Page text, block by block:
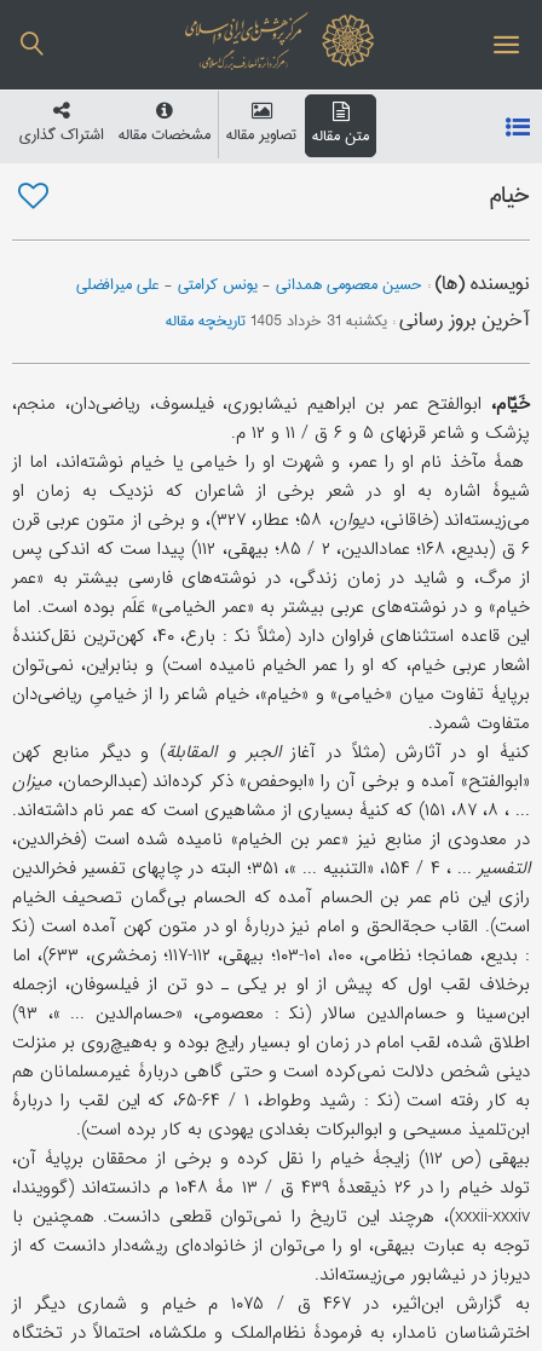
متن مقاله تصاویر مقاله مشخصات مقاله اشتراک گذاری
خیام
نویسنده (ها): حسین معصومی همدانی -یونس کرامتی - علی میرافضلی
آخرین بروز رسانی: یکشنبه 31 خرداد 1405 تاریخچه مقاله
خَیّام، ابوالفتح عمر بن ابراهیم نیشابوری، فیلسوف، ریاضی‌دان، منجم،
پزشک و شاعر قرنهای ۵ و ۶ ق / ۱۱ و ۱۲ م.
همۀ مآخذ نام او را عمر، و شهرت او را خیامی یا خیام نوشته‌اند، اما از
شیوۀ اشاره به او در شعر برخی از شاعران که نزدیک به زمان او
می‌زیسته‌اند (خاقانی،دیوان
، ۵۸؛ عطار، ۳۲۷)، و برخی از متون عربی قرن
۶ ق (بدیع، ۱۶۸؛ عمادالدین، ۲ / ۸۵؛ بیهقی، ۱۱۲) پیدا ست که اندکی پس
از مرگ، و شاید در زمان زندگی، در نوشته‌های فارسی‌ بیشتر به «عمر
خیام» و در نوشته‌های عربی بیشتر به «عمر الخیامی» عَلَم بوده است. اما
این قاعده استثناهای فراوان دارد (مثلاً نک‍ : بارع، ۴۰، کهن‌ترین نقل‌کنندۀ
اشعار عربی خیام، که او را عمر الخیام نامیده است) و بنابراین، نمی‌توان
برپایۀ تفاوت میان «خیامی» و «خیام»، خیام شاعر را از خیامیِ ریاضی‌دان
متفاوت شمرد.
کنیۀ او در آثارش (مثلاً در آغازالجبر و المقابلة) و دیگر منابع کهن
«ابوالفتح» آمده و برخی آن را «ابوحفص» ذکر کرده‌اند (عبدالرحمان، میزان
... ، ۸، ۸۷، ۱۵۱) که کنیۀ بسیاری از مشاهیری است که عمر نام داشته‌اند.
در معدودی از منابع نیز «عمر بن الخیام» نامیده شده است (فخرالدین،
التفسیر
... ، ۴ / ۱۵۴، «التنبیه ... »، ۳۵۱؛ البته در چاپهای تفسیر فخرالدین
رازی این نام عمر بن الحسام آمده که الحسام بی‌گمان تصحیف الخیام
است). القاب حجة‌الحق و امام نیز دربارۀ او در متون کهن آمده است (نک‍
: بدیع، همانجا؛ نظامی، ۱۰۰، ۱۰۱-۱۰۳؛ بیهقی، ۱۱۲-۱۱۷؛ زمخشری، ۶۳۳)، اما
برخلاف لقب اول که پیش از او بر یکی ـ دو تن از فیلسوفان، ازجمله
ابن‌سینا و حسام‌الدین سالار (نک‍ : معصومی، «حسام‌الدین ... »، ۹۳)
اطلاق شده، لقب امام در زمان او بسیار رایج بوده و به‌هیچ‌روی بر منزلت
دینی شخص دلالت نمی‌کرده است و حتى گاهی دربارۀ غیرمسلمانان هم
به کار رفته است (نک‍ : رشید وطواط، ۱ / ۶۴-۶۵، که این لقب را دربارۀ
ابن‌تلمیذ مسیحی و ابوالبرکات بغدادی یهودی به کار برده است).
بیهقی (ص ۱۱۲) زایجۀ خیام را نقل کرده و برخی از محققان برپایۀ آن،
تولد خیام را در ۲۶ ذیقعدۀ ۴۳۹ ق / ۱۳ مۀ ۱۰۴۸ م دانسته‌اند (گوویندا،
xxxii-xxxiv)، هرچند این تاریخ را نمی‌توان قطعی دانست. همچنین با
توجه به عبارت بیهقی، او را می‌توان از خانواده‌ای ریشه‌دار دانست که از
دیرباز در نیشابور می‌زیسته‌اند.
به گزارش ابن‌اثیر، در ۴۶۷ ق / ۱۰۷۵ م خیام و شماری دیگر از
اخترشناسان نامدار، به فرمودۀ نظام‌الملک و ملکشاه، احتمالاً در تختگاه